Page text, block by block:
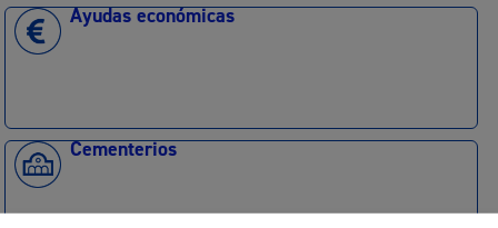
Ayudas económicas
Cementerios